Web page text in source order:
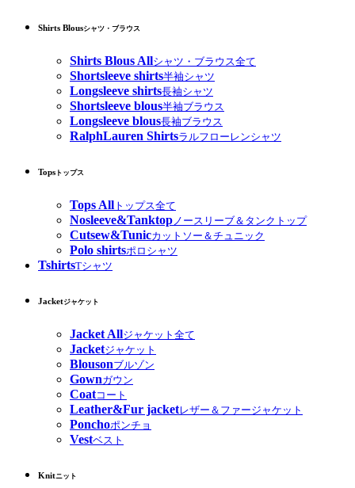
Shirts Blousシャツ・ブラウス
Shirts Blous Allシャツ・ブラウス全て
Shortsleeve shirts半袖シャツ
Longsleeve shirts長袖シャツ
Shortsleeve blous半袖ブラウス
Longsleeve blous長袖ブラウス
RalphLauren Shirtsラルフローレンシャツ
Tops トップス
Tops All トップス全て
Nosleeve&Tanktopノースリーブ＆タンクトップ
Cutsew&Tunicカットソー＆チュニック
Polo shirtsポロシャツ
TshirtsTシャツ
Jacketジャケット
Jacket Allジャケット全て
Jacketジャケット
Blousonブルゾン
Gownガウン
Coatコート
Leather&Fur jacketレザー＆ファージャケット
Ponchoポンチョ
Vestベスト
Knitニット